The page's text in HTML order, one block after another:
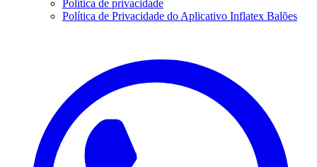
Política de privacidade
Política de Privacidade do Aplicativo Inflatex Balões